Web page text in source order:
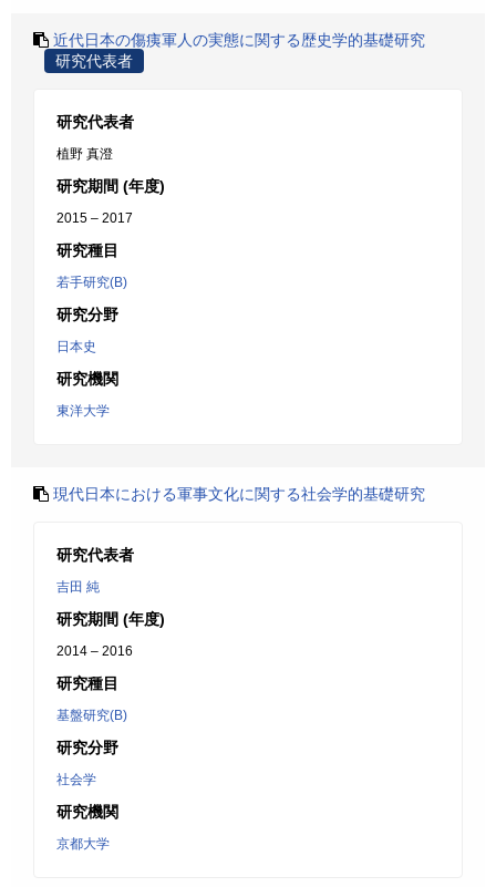
近代日本の傷痍軍人の実態に関する歴史学的基礎研究
研究代表者
研究代表者
植野 真澄
研究期間 (年度)
2015 – 2017
研究種目
若手研究(B)
研究分野
日本史
研究機関
東洋大学
現代日本における軍事文化に関する社会学的基礎研究
研究代表者
吉田 純
研究期間 (年度)
2014 – 2016
研究種目
基盤研究(B)
研究分野
社会学
研究機関
京都大学